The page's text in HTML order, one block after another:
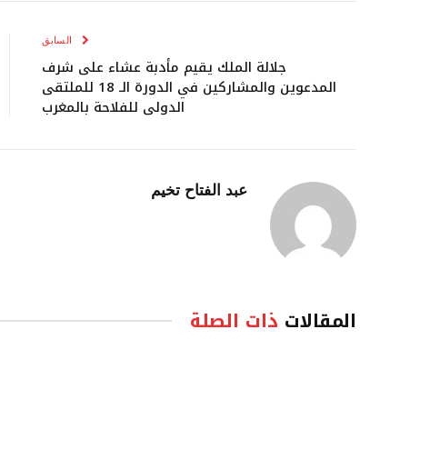
السابق
جلالة الملك يقيم مأدبة عشاء على شرف
المدعوين والمشاركين في الدورة الـ 18 للملتقى
الدولي للفلاحة بالمغرب
عبد الفتاح تخيم
المقالات ذات الصلة